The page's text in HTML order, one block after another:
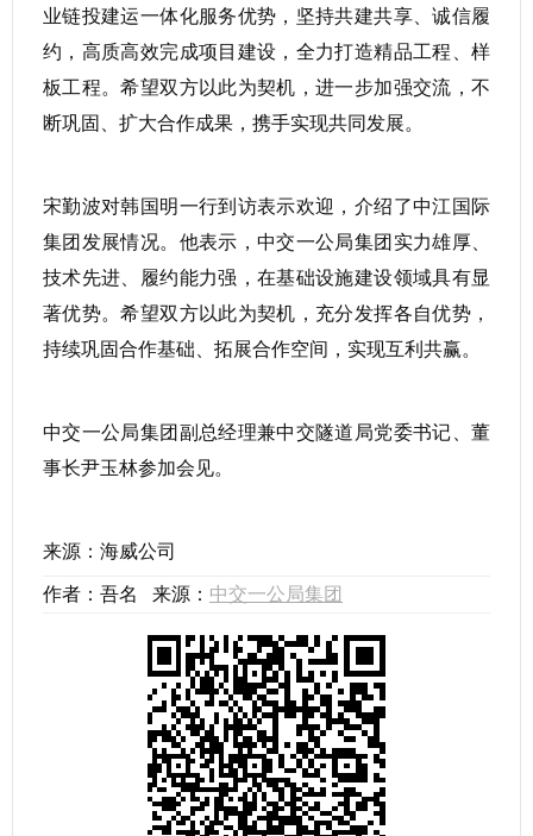
业链投建运一体化服务优势，坚持共建共享、诚信履
约，高质高效完成项目建设，全力打造精品工程、样
板工程。希望双方以此为契机，进一步加强交流，不
断巩固、扩大合作成果，携手实现共同发展。
宋勤波对韩国明一行到访表示欢迎，介绍了中江国际
集团发展情况。他表示，中交一公局集团实力雄厚、
技术先进、履约能力强，在基础设施建设领域具有显
著优势。希望双方以此为契机，充分发挥各自优势，
持续巩固合作基础、拓展合作空间，实现互利共赢。
中交一公局集团副总经理兼中交隧道局党委书记、董
事长尹玉林参加会见。
来源：海威公司
作者：吾名 来源： 中交一公局集团